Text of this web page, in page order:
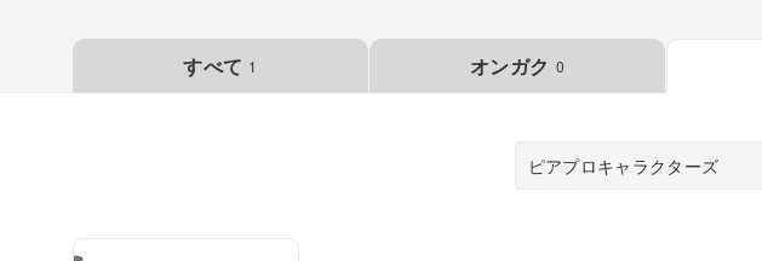
すべて 1 オンガク 0
ピアプロキャラクターズ